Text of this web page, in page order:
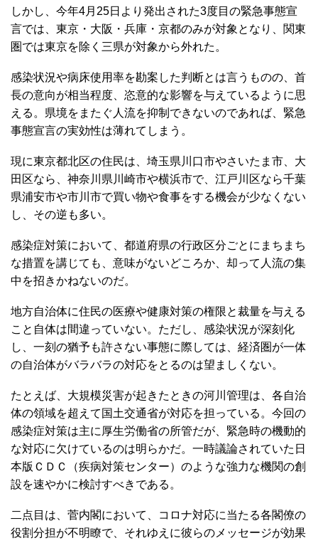
指摘したように（『Voice』2020年9月号「霞が関の矜持
を保つ国会改革を」）、関東でいえば東京・神奈川・千
葉・埼玉、関西ならば大阪・京都・兵庫は生活・経済圏と
しかし、今年4月25日より発出された3度目の緊急事態宣
言では、東京・大阪・兵庫・京都のみが対象となり、関東
圏では東京を除く三県が対象から外れた。
感染状況や病床使用率を勘案した判断とは言うものの、首
長の意向が相当程度、恣意的な影響を与えているように思
える。県境をまたぐ人流を抑制できないのであれば、緊急
事態宣言の実効性は薄れてしまう。
現に東京都北区の住民は、埼玉県川口市やさいたま市、大
田区なら、神奈川県川崎市や横浜市で、江戸川区なら千葉
県浦安市や市川市で買い物や食事をする機会が少なくない
感染症対策において、都道府県の行政区分ごとにまちまち
な措置を講じても、意味がないどころか、却って人流の集
中を招きかねないのだ。
地方自治体に住民の医療や健康対策の権限と裁量を与える
こと自体は間違っていない。ただし、感染状況が深刻化
し、一刻の猶予も許さない事態に際しては、経済圏が一体
の自治体がバラバラの対応をとるのは望ましくない。
たとえば、大規模災害が起きたときの河川管理は、各自治
感染症対策は主に厚生労働省の所管だが、緊急時の機動的
な対応に欠けているのは明らかだ。一時議論されていた日